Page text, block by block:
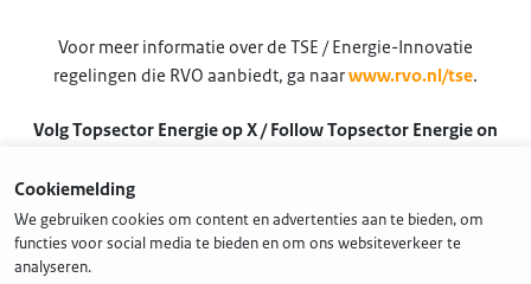
Voor meer informatie over de TSE / Energie-Innovatie
regelingen die RVO aanbiedt, ga naarwww.rvo.nl/tse.
Volg Topsector Energie op X / Follow Topsector Energie on
Cookiemelding
We gebruiken cookies om content en advertenties aan te bieden, om
functies voor social media te bieden en om ons websiteverkeer te
analyseren.